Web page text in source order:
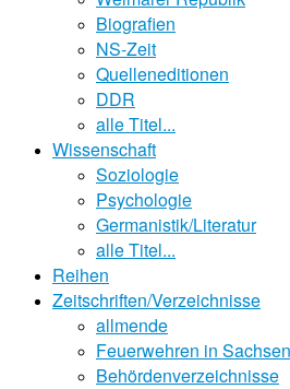
Biografien
NS-Zeit
Quelleneditionen
DDR
alle Titel...
Wissenschaft
Soziologie
Psychologie
Germanistik/Literatur
alle Titel...
Reihen
Zeitschriften/Verzeichnisse
allmende
Feuerwehren in
Behördenverzeichnisse